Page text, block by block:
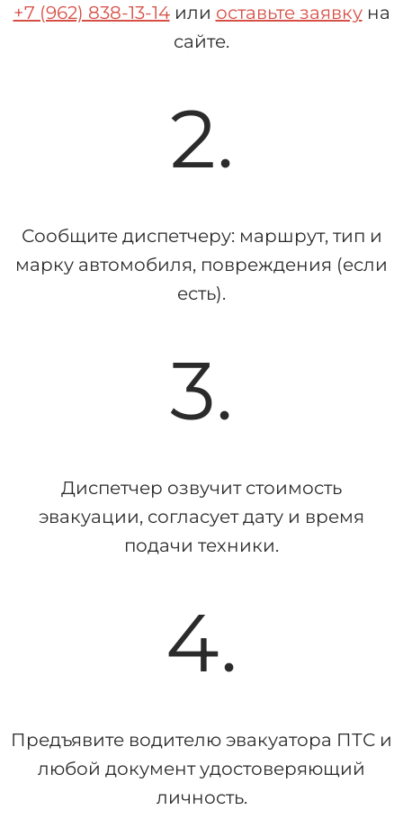
+7 (962) 838-13-14или оставьте заявку на
сайте.
2.
Сообщите диспетчеру: маршрут, тип и
марку автомобиля, повреждения (если
есть).
3.
Диспетчер озвучит стоимость
эвакуации, согласует дату и время
подачи техники.
4.
Предъявите водителю эвакуатора ПТС и
любой документ удостоверяющий
личность.